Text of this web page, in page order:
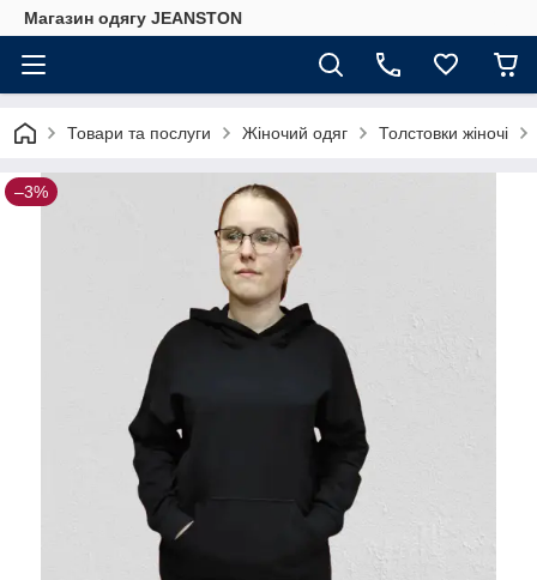
Магазин одягу JEANSTON
Товари та послуги Жіночий одяг Толстовки жіночі
–3%